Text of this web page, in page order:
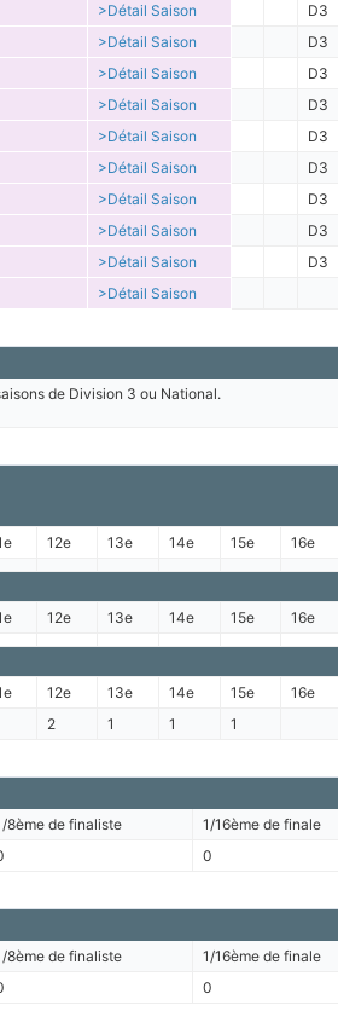
>Détail Saison
D3
>Détail Saison
D3
>Détail Saison
D3
>Détail Saison
D3
>Détail Saison
D3
>Détail Saison
D3
>Détail Saison
D3
>Détail Saison
D3
>Détail Saison
D3
>Détail Saison
de Division 3 ou National.
12e 13e 14e 15e 16e
12e 13e 14e 15e 16e
12e 13e 14e 15e 16e
2 1 1 1
8ème de finaliste 1/16ème de finale
0
8ème de finaliste 1/16ème de finale
0